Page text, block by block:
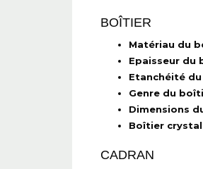
BOÎTIER
Matériau du
Epaisseur du
Etanchéité
Genre du
Dimensions
Boîtier
CADRAN